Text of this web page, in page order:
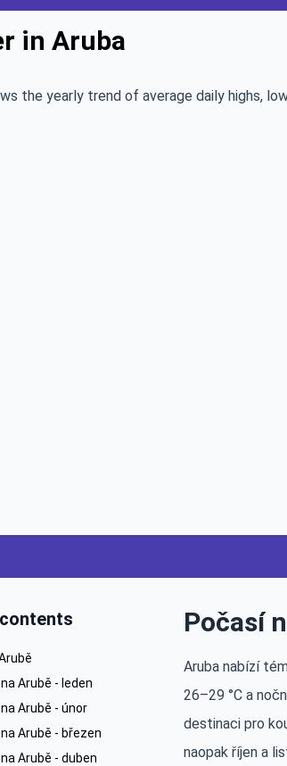
in Aruba
the yearly trend of average daily highs,
Arubě - leden
Arubě - únor
Arubě - březen
Arubě - duben
Počasí
Aruba nabízí
26–29 °C a
destinaci pro
naopak říjen a